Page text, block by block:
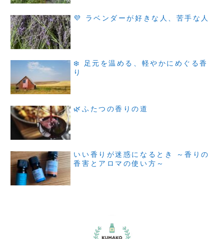
💜 ラベンダーが好きな人、苦手な人
❄️ 足元を温める、軽やかにめぐる香
り
🌿ふたつの香りの道
いい香りが迷惑になるとき ～香りの
香害とアロマの使い方～